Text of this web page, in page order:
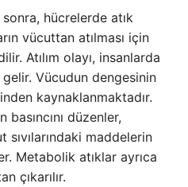
hücrelerde atık
vücuttan atılması için
Atılım olayı, insanlarda
Vücudun dengesinin
kaynaklanmaktadır.
düzenler,
maddelerin
Metabolik atıklar ayrıca
çıkarılır.